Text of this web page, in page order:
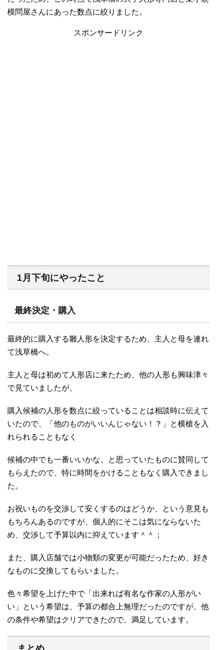
模問屋さんにあった数点に絞りました。
スポンサードリンク
1月下旬にやったこと
最終決定・購入
最終的に購入する雛人形を決定するため、主人と母を連れ
て浅草橋へ。
主人と母は初めて人形店に来たため、他の人形も興味津々
で見ていましたが、
購入候補の人形を数点に絞っていることは相談時に伝えて
いたので、「他のものがいいんじゃない！？」と横槍を入
れられることもなく
候補の中でも一番いいかな、と思っていたものに賛同して
もらえたので、特に時間をかけることもなく購入できまし
た。
お祝いものを交渉して安くするのはどうか、という意見も
もちろんあるのですが、個人的にそこは気にならないた
め、交渉して予算以内に抑えています＾＾；
また、購入店舗では小物類の変更が可能だったため、好き
なものに交換してもらいました。
色々希望を上げた中で「出来れば有名な作家の人形がい
い」という希望は、予算の都合上無理だったのですが、他
の条件や希望はクリアできたので、満足しています。